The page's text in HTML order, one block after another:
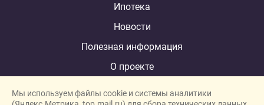
Ипотека
Новости
Полезная информация
О проекте
Мы используем файлы cookie и системы аналитики